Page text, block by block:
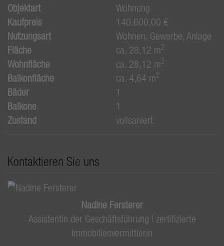
Objektart
Wohnung
Kaufpreis
140.600,00 €
Nutzungsart
Wohnen Gewerbe Anlage
Fläche
ca. 28,12 m2
Wohnfläche ca. 28,12 m2
Balkonfläche ca. 4,64 m2
Bäder
1
Balkone
1
Zustand
vollsaniert
Kontaktieren Sie uns
Nadine Fersterer
Assistentin der Geschäftsführung | zertifizierte
Immobilienvermittlerin